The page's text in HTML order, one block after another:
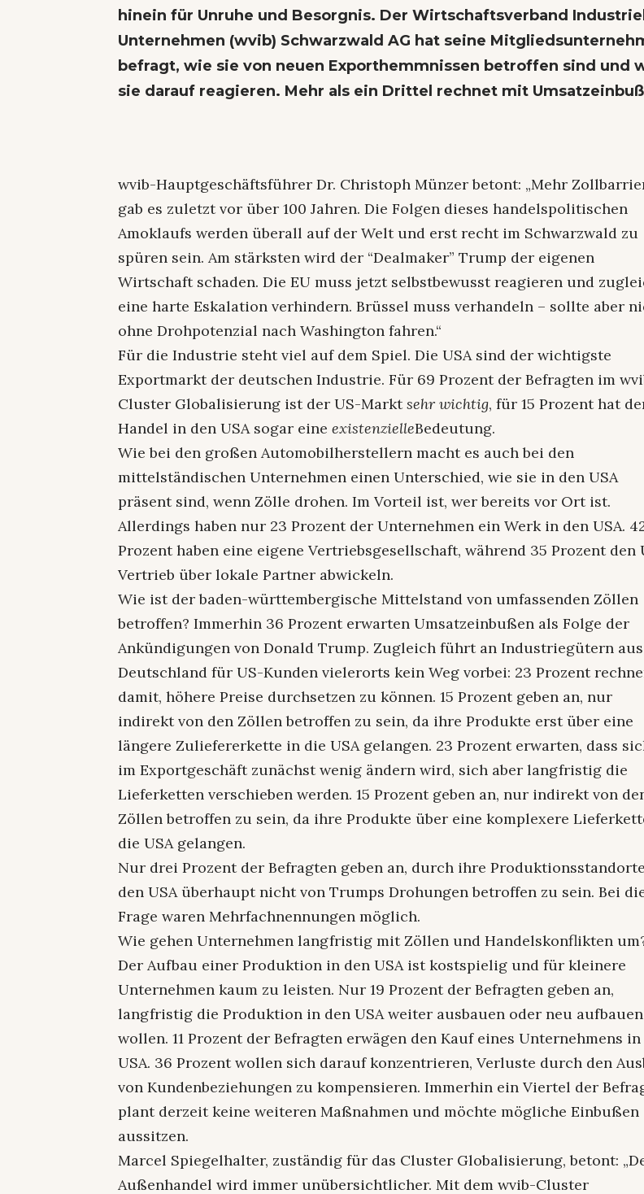
hinein für Unruhe und Besorgnis. Der Wirtschaftsverband
Unternehmen (wvib) Schwarzwald AG hat seine
befragt, wie sie von neuen Exporthemmnissen betroffen sind und
sie darauf reagieren. Mehr als ein Drittel rechnet mit
wvib-Hauptgeschäftsführer Dr. Christoph Münzer betont: „Mehr
gab es zuletzt vor über 100 Jahren. Die Folgen dieses handelspolitischen
Amoklaufs werden überall auf der Welt und erst recht im Schwarzwald zu
spüren sein. Am stärksten wird der “Dealmaker” Trump der eigenen
Wirtschaft schaden. Die EU muss jetzt selbstbewusst reagieren und
eine harte Eskalation verhindern. Brüssel muss verhandeln – sollte aber
ohne Drohpotenzial nach Washington fahren.“
Für die Industrie steht viel auf dem Spiel. Die USA sind der wichtigste
Exportmarkt der deutschen Industrie. Für 69 Prozent der Befragten im
Cluster Globalisierung ist der US-Marktsehr wichtig, für 15 Prozent hat
Handel in den USA sogar eineexistenzielleBedeutung.
Wie bei den großen Automobilherstellern macht es auch bei den
mittelständischen Unternehmen einen Unterschied, wie sie in den USA
präsent sind, wenn Zölle drohen. Im Vorteil ist, wer bereits vor Ort ist.
Allerdings haben nur 23 Prozent der Unternehmen ein Werk in den USA.
Prozent haben eine eigene Vertriebsgesellschaft, während 35 Prozent den
Vertrieb über lokale Partner abwickeln.
Wie ist der baden-württembergische Mittelstand von umfassenden Zöllen
betroffen? Immerhin 36 Prozent erwarten Umsatzeinbußen als Folge der
Ankündigungen von Donald Trump. Zugleich führt an Industriegütern aus
Deutschland für US-Kunden vielerorts kein Weg vorbei: 23 Prozent
damit, höhere Preise durchsetzen zu können. 15 Prozent geben an, nur
indirekt von den Zöllen betroffen zu sein, da ihre Produkte erst über eine
längere Zuliefererkette in die USA gelangen. 23 Prozent erwarten, dass
im Exportgeschäft zunächst wenig ändern wird, sich aber langfristig die
Lieferketten verschieben werden. 15 Prozent geben an, nur indirekt von
Zöllen betroffen zu sein, da ihre Produkte über eine komplexere
die USA gelangen.
Nur drei Prozent der Befragten geben an, durch ihre
den USA überhaupt nicht von Trumps Drohungen betroffen zu sein. Bei
Frage waren Mehrfachnennungen möglich.
Wie gehen Unternehmen langfristig mit Zöllen und Handelskonflikten
Der Aufbau einer Produktion in den USA ist kostspielig und für kleinere
Unternehmen kaum zu leisten. Nur 19 Prozent der Befragten geben an,
langfristig die Produktion in den USA weiter ausbauen oder neu
wollen. 11 Prozent der Befragten erwägen den Kauf eines Unternehmens
USA. 36 Prozent wollen sich darauf konzentrieren, Verluste durch den
von Kundenbeziehungen zu kompensieren. Immerhin ein Viertel der
plant derzeit keine weiteren Maßnahmen und möchte mögliche Einbußen
aussitzen.
Marcel Spiegelhalter, zuständig für das Cluster Globalisierung, betont:
Außenhandel wird immer unübersichtlicher. Mit dem wvib-Cluster